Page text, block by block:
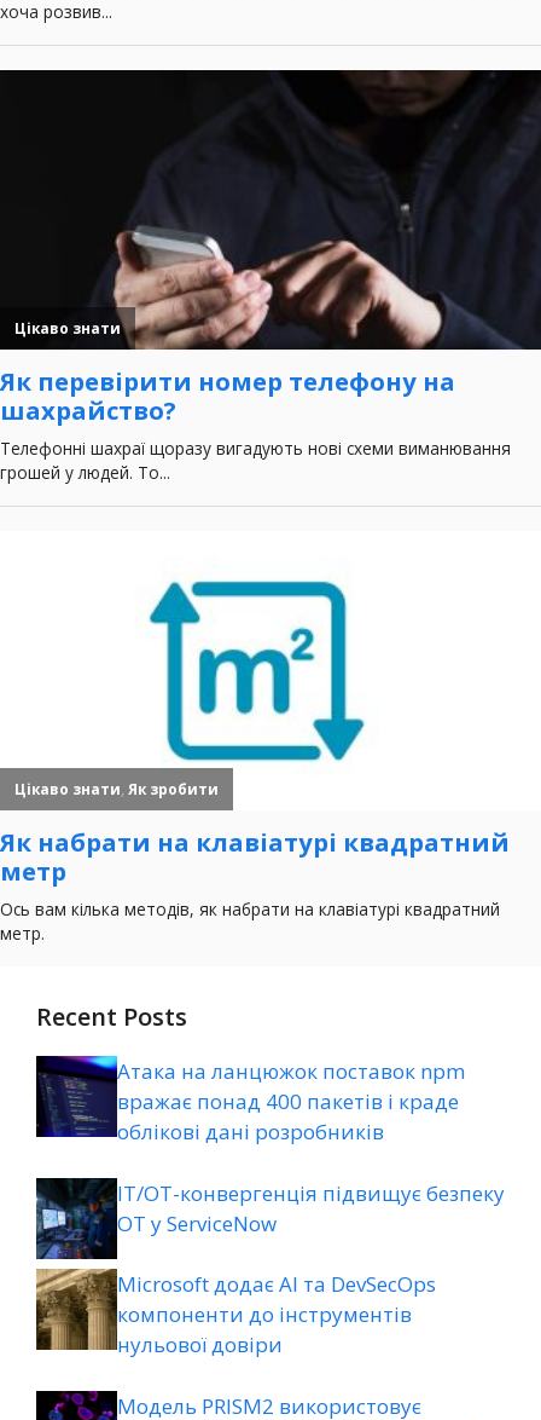
Recent Posts
Атака на ланцюжок поставок npm
вражає понад 400 пакетів і краде
облікові дані розробників
ІТ/ОТ-конвергенція підвищує безпеку
ОТ у ServiceNow
Microsoft додає AI та DevSecOps
компоненти до інструментів
нульової довіри
Модель PRISM2 використовує